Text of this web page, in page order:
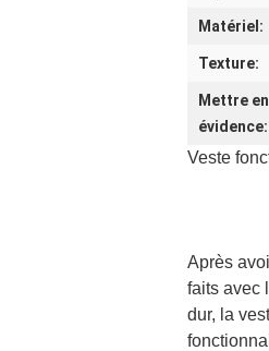
Matériel:
Texture:
Mettre en
évidence:
Veste
Après
faits avec
dur, la